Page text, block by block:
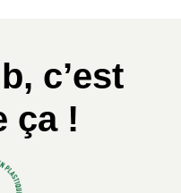
c’est
ça !